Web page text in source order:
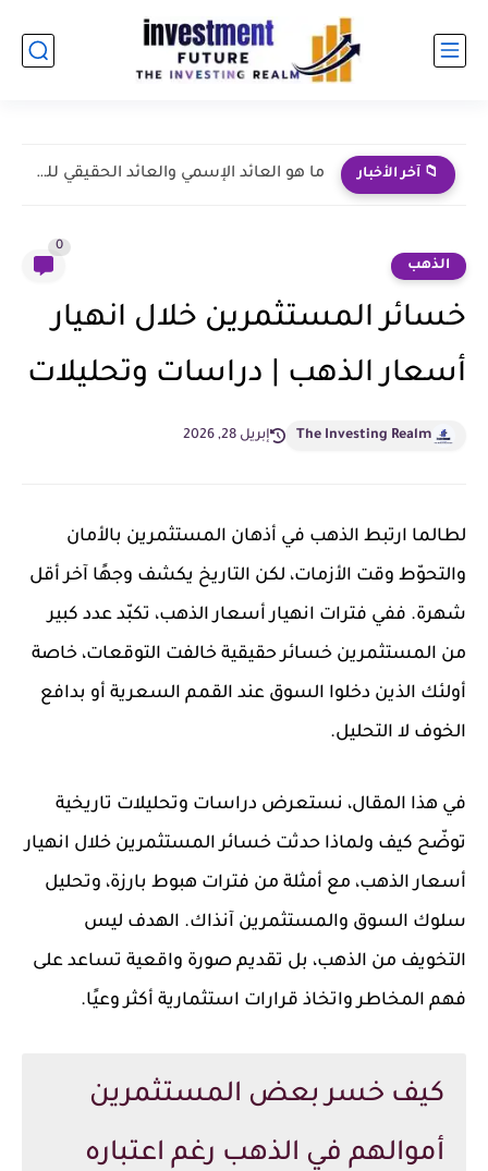
📁 آخر الأخبار ما هو العائد الإسمي والعائد الحقيقي للسند؟ الفرق بينهما
الذهب
0
خسائر المستثمرين خلال انهيار
أسعار الذهب | دراسات وتحليلات
The Investing Realm إبريل 28, 2026
لطالما ارتبط الذهب في أذهان المستثمرين بالأمان
والتحوّط وقت الأزمات، لكن التاريخ يكشف وجهًا آخر أقل
شهرة. ففي فترات انهيار أسعار الذهب، تكبّد عدد كبير
من المستثمرين خسائر حقيقية خالفت التوقعات، خاصة
أولئك الذين دخلوا السوق عند القمم السعرية أو بدافع
الخوف لا التحليل.
في هذا المقال، نستعرض دراسات وتحليلات تاريخية
توضّح كيف ولماذا حدثت خسائر المستثمرين خلال انهيار
أسعار الذهب، مع أمثلة من فترات هبوط بارزة، وتحليل
سلوك السوق والمستثمرين آنذاك. الهدف ليس
التخويف من الذهب، بل تقديم صورة واقعية تساعد على
فهم المخاطر واتخاذ قرارات استثمارية أكثر وعيًا.
كيف خسر بعض المستثمرين
أموالهم في الذهب رغم اعتباره